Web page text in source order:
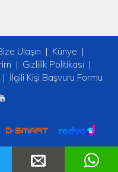
Ulaşın
Künye
Gizlilik Politikası
İlgili Kişi Başvuru Formu